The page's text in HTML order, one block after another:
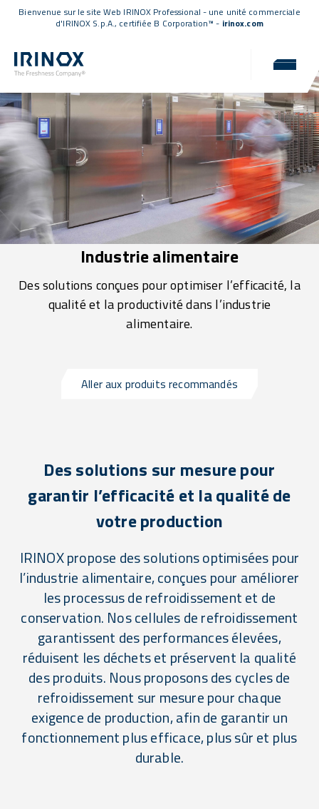
Bienvenue sur le site Web IRINOX Professional - une unité commerciale
d'IRINOX S.p.A., certifiée B Corporation™ - irinox.com
Industrie alimentaire
Des solutions conçues pour optimiser l’efficacité, la
qualité et la productivité dans l’industrie
alimentaire.
Aller aux produits recommandés
Des solutions sur mesure pour
garantir l’efficacité et la qualité de
votre production
IRINOX propose des solutions optimisées pour
l’industrie alimentaire, conçues pour améliorer
les processus de refroidissement et de
conservation. Nos cellules de refroidissement
garantissent des performances élevées,
réduisent les déchets et préservent la qualité
des produits. Nous proposons des cycles de
refroidissement sur mesure pour chaque
exigence de production, afin de garantir un
fonctionnement plus efficace, plus sûr et plus
durable.